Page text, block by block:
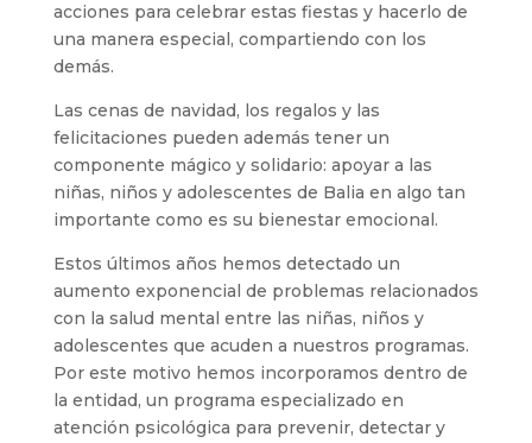
acciones para celebrar estas fiestas y hacerlo de
una manera especial, compartiendo con los
demás.
Las cenas de navidad, los regalos y las
felicitaciones pueden además tener un
componente mágico y solidario: apoyar a las
niñas, niños y adolescentes de Balia en algo tan
importante como es su bienestar emocional.
Estos últimos años hemos detectado un
aumento exponencial de problemas relacionados
con la salud mental entre las niñas, niños y
adolescentes que acuden a nuestros programas.
Por este motivo hemos incorporamos dentro de
la entidad, un programa especializado en
atención psicológica para prevenir, detectar y